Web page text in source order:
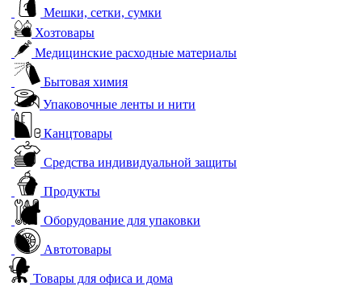
Мешки, сетки, сумки
Хозтовары
Медицинские расходные материалы
Бытовая химия
Упаковочные ленты и нити
Канцтовары
Средства индивидуальной защиты
Продукты
Оборудование для упаковки
Автотовары
Товары для офиса и дома